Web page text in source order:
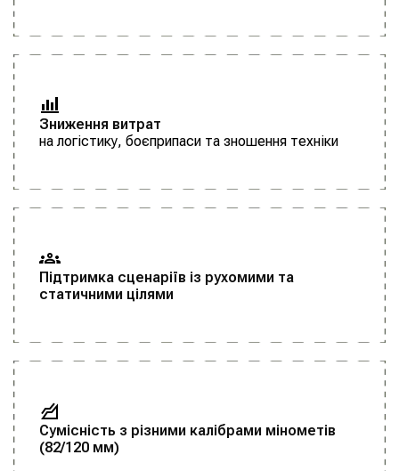
Зниження витрат
на логістику, боєприпаси та зношення техніки
Підтримка сценаріїв із рухомими та
статичними цілями
Сумісність з різними калібрами мінометів
(82/120 мм)